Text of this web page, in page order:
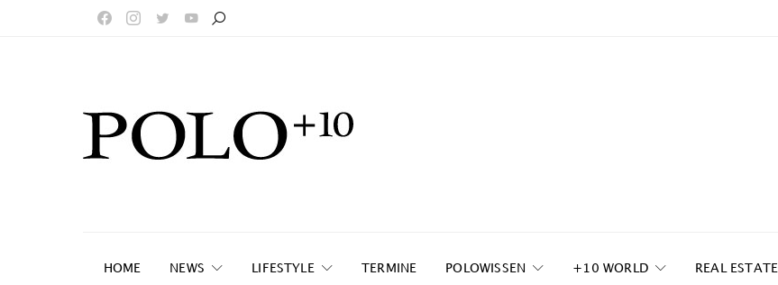
HOME NEWS LIFESTYLE TERMINE POLOWISSEN +10 WORLD REAL ESTATE